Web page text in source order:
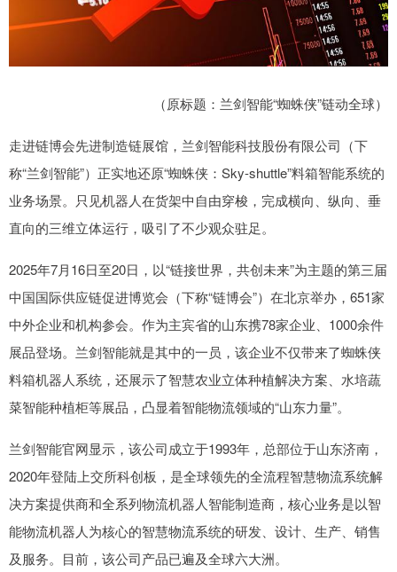
（原标题：兰剑智能“蜘蛛侠”链动全球）
走进链博会先进制造链展馆，兰剑智能科技股份有限公司（下
称“兰剑智能”）正实地还原“蜘蛛侠：Sky-shuttle”料箱智能系统的
业务场景。只见机器人在货架中自由穿梭，完成横向、纵向、垂
直向的三维立体运行，吸引了不少观众驻足。
2025年7月16日至20日，以“链接世界，共创未来”为主题的第三届
中国国际供应链促进博览会（下称“链博会”）在北京举办，651家
中外企业和机构参会。作为主宾省的山东携78家企业、1000余件
展品登场。兰剑智能就是其中的一员，该企业不仅带来了蜘蛛侠
料箱机器人系统，还展示了智慧农业立体种植解决方案、水培蔬
菜智能种植柜等展品，凸显着智能物流领域的“山东力量”。
兰剑智能官网显示，该公司成立于1993年，总部位于山东济南，
2020年登陆上交所科创板，是全球领先的全流程智慧物流系统解
决方案提供商和全系列物流机器人智能制造商，核心业务是以智
能物流机器人为核心的智慧物流系统的研发、设计、生产、销售
及服务。目前，该公司产品已遍及全球六大洲。